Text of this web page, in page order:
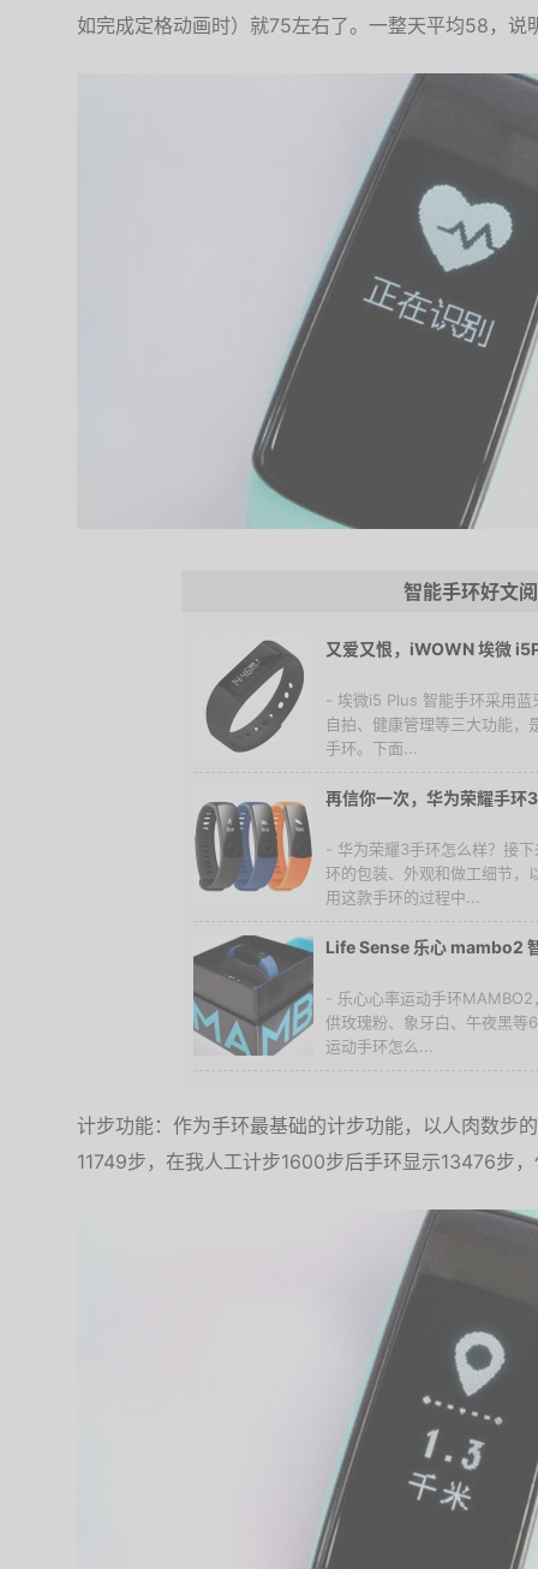
如完成定格动画时）就75左右了。一整天平均58，说
智能手环好文
又爱又恨，iWOWN 埃微
- 埃微i5 Plus 智能手环采用
自拍、健康管理等三大功能，
手环。下面...
再信你一次，华为荣耀手环
- 华为荣耀3手环怎么样？接
环的包装、外观和做工细节，
用这款手环的过程中...
Life Sense 乐心 mambo2
- 乐心心率运动手环
供玫瑰粉、象牙白、午夜黑
运动手环怎么...
计步功能：作为手环最基础的计步功能，以人肉数步
11749步，在我人工计步1600步后手环显示13476步